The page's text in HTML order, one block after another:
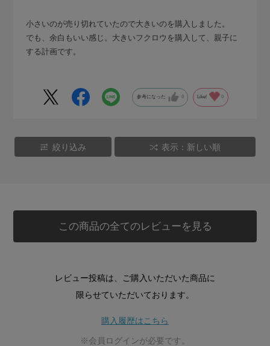
小さいのが売り切れていたので大きいのを購入しました。
でも、余白もいい感じ。大きいフクロウを購入して、親子に
する計画です。
参考になった 0 Like! 0
絞り込み 表示：新しい順
この商品の全てのレビューを見る
レビュー投稿は、ご購入いただいた商品に
限らせていただいております。
購入履歴はこちら
※会員ログインが必要です。